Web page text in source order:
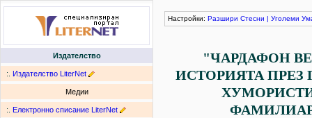
Издателство
:. Издателство LiterNet
Медии
:. Електронно списание LiterNet
Настройки: Разшири Стесни | Уголеми
"ЧАРДАФОН
ИСТОРИЯТА ПРЕЗ